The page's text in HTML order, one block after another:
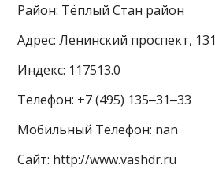
Район: Тёплый Стан район
Адрес: Ленинский проспект, 131
Индекс: 117513.0
Телефон: +7 (495) 135‒31‒33
Мобильный Телефон: nan
Сайт: http://www.vashdr.ru